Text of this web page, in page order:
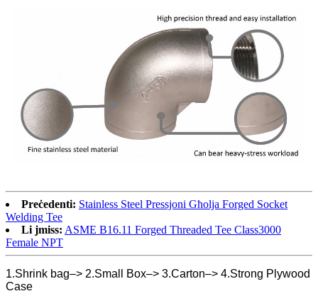
Preċedenti: Stainless Steel Pressjoni Għolja Forged Socket
Welding Tee
Li jmiss: ASME B16.11 Forged Threaded Tee Class3000
Female NPT
1.Shrink bag–> 2.Small Box–> 3.Carton–> 4.Strong Plywood
Case